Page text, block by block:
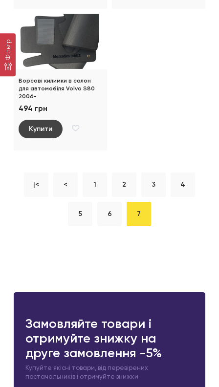
Фільтр
Ворсові килимки в салон
для автомобіля Volvo S80
2006-
494 грн
Купити
|< < 1 2 3 4
5 6 7
Замовляйте товари і
отримуйте знижку на
друге замовлення -5%
Купуйте якісні товари, від перевірених
постачальників і отримуйте знижки